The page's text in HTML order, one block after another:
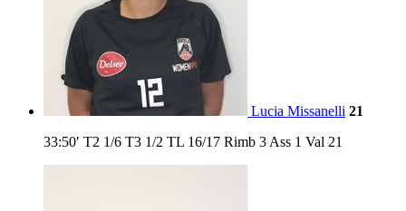
Lucia Missanelli 21
33:50′ T2 1/6 T3 1/2 TL 16/17 Rimb 3 Ass 1 Val 21